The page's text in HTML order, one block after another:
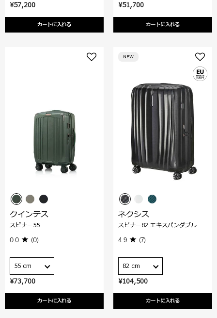
¥57,200
カートに入れる
¥51,700
カートに入れる
¥73,700
カートに入れる
クインテス
スピナー55
0.0 (0)
55 cm
¥104,500
カートに入れる
NEW
ネクシス
スピナー82 エキスパンダブル
4.9 (7)
82 cm